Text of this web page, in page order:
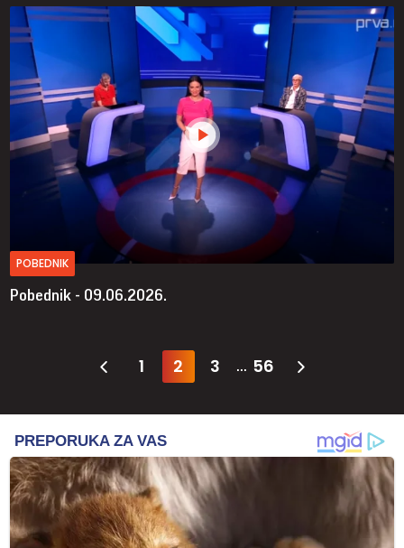
POBEDNIK
Pobednik - 09.06.2026.
1 2 3 ... 56